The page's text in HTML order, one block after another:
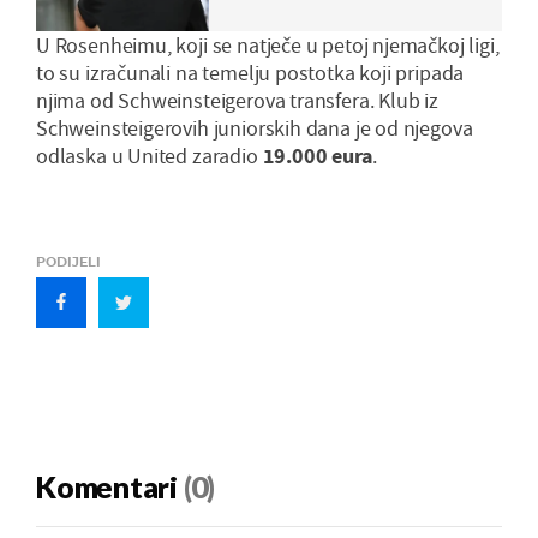
U Rosenheimu, koji se natječe u petoj njemačkoj ligi,
to su izračunali na temelju postotka koji pripada
njima od Schweinsteigerova transfera. Klub iz
Schweinsteigerovih juniorskih dana je od njegova
odlaska u United zaradio 19.000 eura.
PODIJELI
Komentari (0)